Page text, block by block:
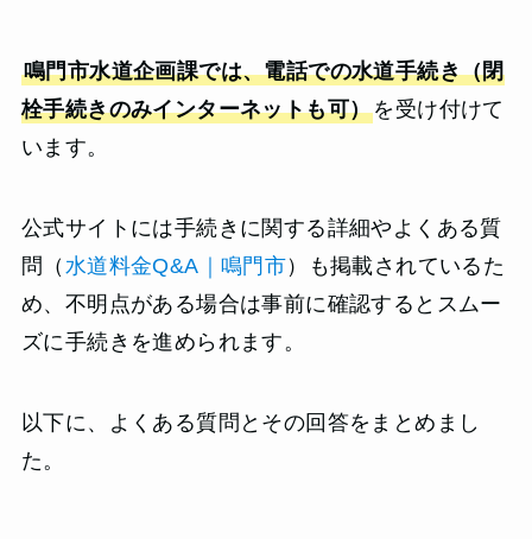
鳴門市水道企画課では、電話での水道手続き（閉
栓手続きのみインターネットも可）を受け付けて
います。
公式サイトには手続きに関する詳細やよくある質
問（ 水道料金Q&A｜鳴門市）も掲載されているた
め、不明点がある場合は事前に確認するとスムー
ズに手続きを進められます。
以下に、よくある質問とその回答をまとめまし
た。